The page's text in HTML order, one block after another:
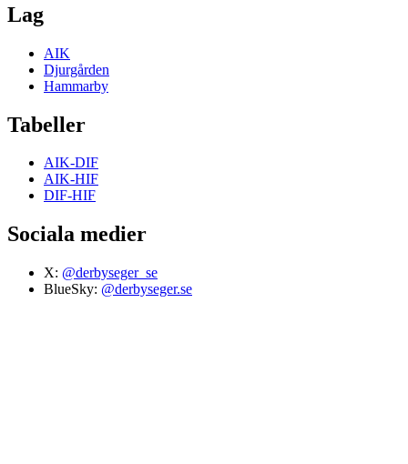
Lag
AIK
Djurgården
Hammarby
Tabeller
AIK-DIF
AIK-HIF
DIF-HIF
Sociala medier
X: @derbyseger_se
BlueSky: @derbyseger.se